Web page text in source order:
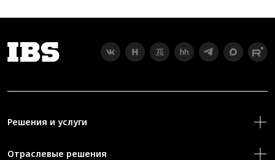
Решения и услуги
Отраслевые решения